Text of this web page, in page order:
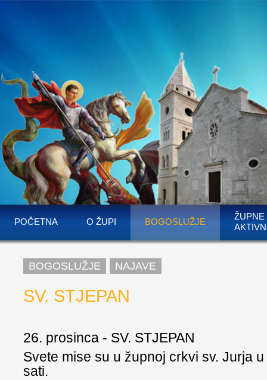
POČETNA O ŽUPI BOGOSLUŽJE
ŽUPNE
BOGOSLUŽJE NAJAVE
SV. STJEPAN
26. prosinca - SV. STJEPAN
Svete mise su u župnoj crkvi sv. Jurja
sati.